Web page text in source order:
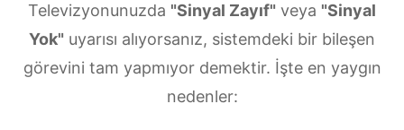
Televizyonunuzda "Sinyal Zayıf" veya "Sinyal
Yok" uyarısı alıyorsanız, sistemdeki bir bileşen
görevini tam yapmıyor demektir. İşte en yaygın
nedenler: